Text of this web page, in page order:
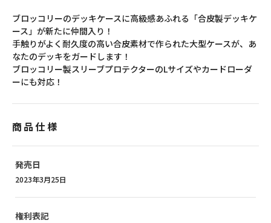
ブロッコリーのデッキケースに高級感あふれる「合皮製デッキケ
ース」が新たに仲間入り！
手触りがよく耐久度の高い合皮素材で作られた大型ケースが、あ
なたのデッキをガードします！
ブロッコリー製スリーブプロテクターのLサイズやカードローダ
ーにも対応！
商品仕様
発売日
2023年3月25日
権利表記